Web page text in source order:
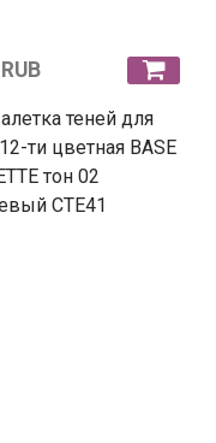
теней для
ти цветная BASE
тон 02
CTE41